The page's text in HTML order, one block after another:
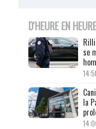
D'HEURE EN HEURE
se
la